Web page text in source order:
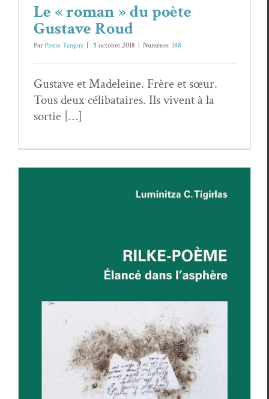
Le « roman » du poète
Gustave Roud
ParPierre Tanguy 5 octo­bre 2018 Numéros: 188
Gus­tave et Madeleine. Frère et sœur.
Tous deux céli­bataires. Ils vivent à la
sortie […]
RILKE-POEME,Elancé dans l’asphère
Essais & Chroniques Luminiza C. Tigirlas